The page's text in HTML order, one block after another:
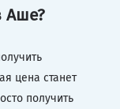
Аше?
цена станет
получить